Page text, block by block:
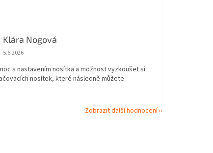
Klára Nogová
Hodnocení obchodu je 5 z 5 hvězdiček.
5.6.2026
s nastavením nosítka a možnost vyzkoušet si
nosítek, které následně můžete
Zobrazit další hodnocení